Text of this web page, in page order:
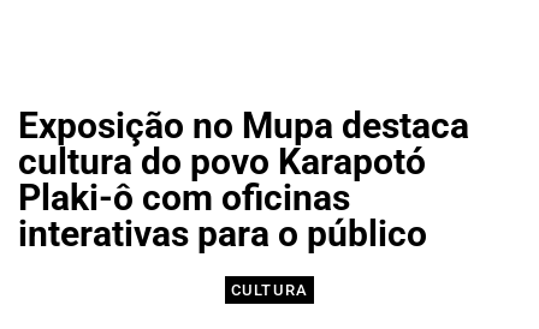
Exposição no Mupa destaca
cultura do povo Karapotó
Plaki-ô com oficinas
interativas para o público
CULTURA